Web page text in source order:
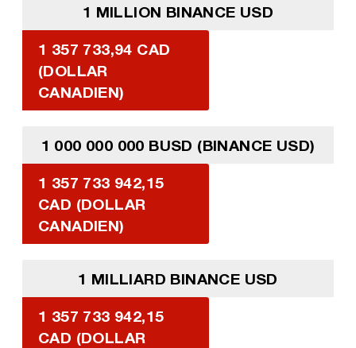
1 MILLION BINANCE USD
1 357 733,94 CAD
(DOLLAR
CANADIEN)
1 000 000 000 BUSD (BINANCE USD)
1 357 733 942,15
CAD (DOLLAR
CANADIEN)
1 MILLIARD BINANCE USD
1 357 733 942,15
CAD (DOLLAR